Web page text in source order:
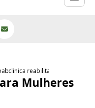
dependentes quimicos
para dependentes
clinica reabilitacao para
Mulheres